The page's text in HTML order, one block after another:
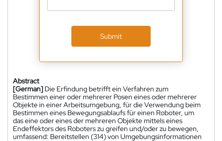
Submit
Abstract
[German] Die Erfindung betrifft ein Verfahren zum
Bestimmen einer oder mehrerer Posen eines oder mehrerer
Objekte in einer Arbeitsumgebung, für die Verwendung beim
Bestimmen eines Bewegungsablaufs für einen Roboter, um
das eine oder eines der mehreren Objekte mittels eines
Endeffektors des Roboters zu greifen und/oder zu bewegen,
umfassend: Bereitstellen (314) von Umgebungsinformationen